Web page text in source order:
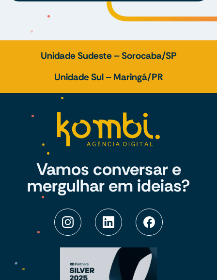
Unidade Sudeste – Sorocaba/SP
Unidade Sul – Maringá/PR
Vamos conversar e
mergulhar em ideias?